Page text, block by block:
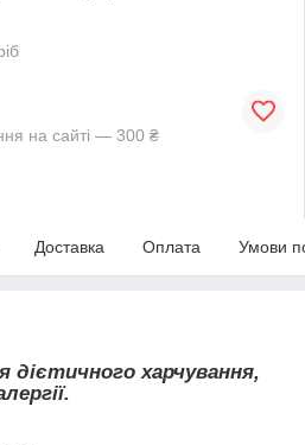
на сайті — 300 ₴
Доставка Оплата Умови
дієтичного харчування,